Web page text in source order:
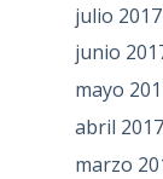
julio 2017
junio
mayo
abril 2017
marzo